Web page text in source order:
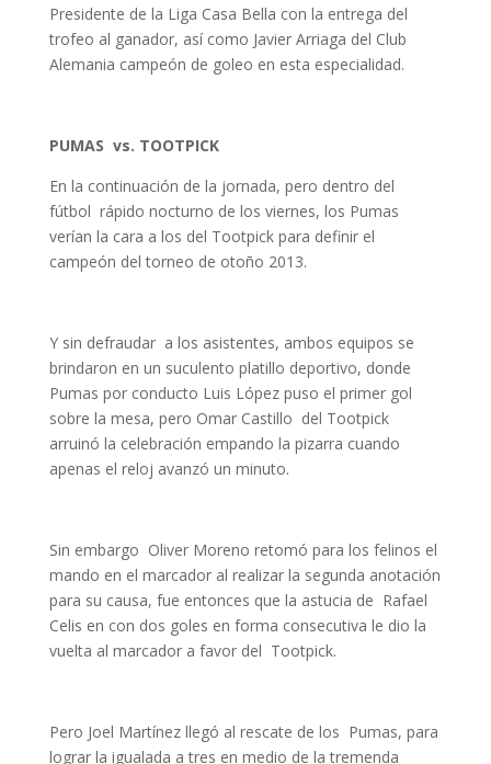
Presidente de la Liga Casa Bella con la entrega del
trofeo al ganador, así como Javier Arriaga del Club
Alemania campeón de goleo en esta especialidad.
PUMAS vs. TOOTPICK
En la continuación de la jornada, pero dentro del
fútbol rápido nocturno de los viernes, los Pumas
verían la cara a los del Tootpick para definir el
campeón del torneo de otoño 2013.
Y sin defraudar a los asistentes, ambos equipos se
brindaron en un suculento platillo deportivo, donde
Pumas por conducto Luis López puso el primer gol
sobre la mesa, pero Omar Castillo del Tootpick
arruinó la celebración empando la pizarra cuando
apenas el reloj avanzó un minuto.
Sin embargo Oliver Moreno retomó para los felinos el
mando en el marcador al realizar la segunda anotación
para su causa, fue entonces que la astucia de Rafael
Celis en con dos goles en forma consecutiva le dio la
vuelta al marcador a favor del Tootpick.
Pero Joel Martínez llegó al rescate de los Pumas, para
lograr la igualada a tres en medio de la tremenda